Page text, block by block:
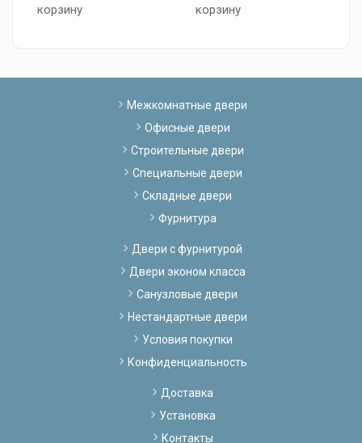
корзину
корзину
Межкомнатные двери
Офисные двери
Строительные двери
Специальные двери
Складные двери
Фурнитура
Двери с фурнитурой
Двери эконом класса
Санузловые двери
Нестандартные двери
Условия покупки
Конфиденциальность
Доставка
Установка
Контакты